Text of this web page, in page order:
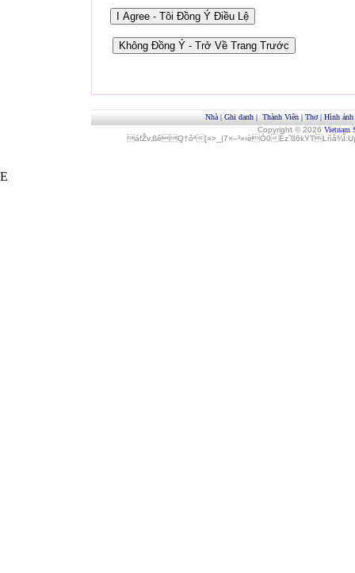
Nhà | Ghi danh | Thành Viên | Thơ| Hình ảnh
Copyright © 2026 Vietnam
áfŽv‚ßêQ†ôª[»>_|7×–²»‹èÓ0
E